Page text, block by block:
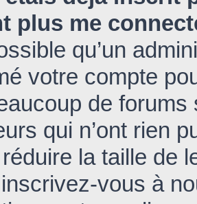
plus me
qu’un
votre compte
de
qui n’ont rien
la taille de
vous à